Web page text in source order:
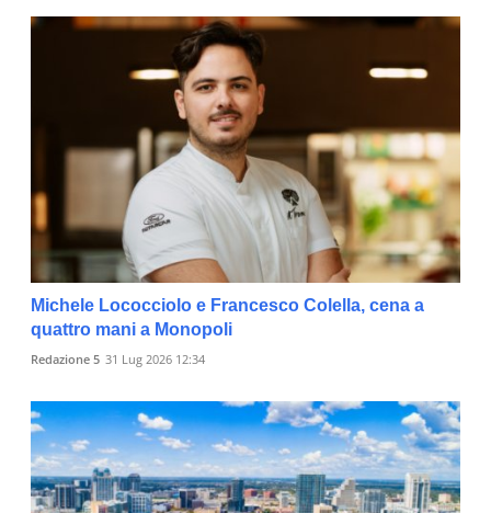
Michele Lococciolo e Francesco Colella, cena a
quattro mani a Monopoli
Redazione 5 31 Lug 2026 12:34